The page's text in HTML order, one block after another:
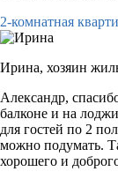
2-комнатная
Ирина, хозяин
Александр,
балконе и на
для гостей по 2
можно подумать.
хорошего и